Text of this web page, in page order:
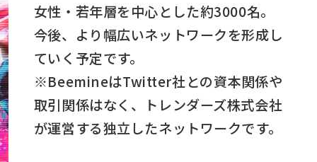
女性・若年層を中心とした約3000名。
今後、より幅広いネットワークを形成し
ていく予定です。
※BeemineはTwitter社との資本関係や
取引関係はなく、トレンダーズ株式会社
が運営する独立したネットワークです。